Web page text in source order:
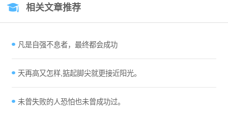
相关文章推荐
凡是自强不息者，最终都会成功
天再高又怎样,掂起脚尖就更接近阳光。
未曾失败的人恐怕也未曾成功过。